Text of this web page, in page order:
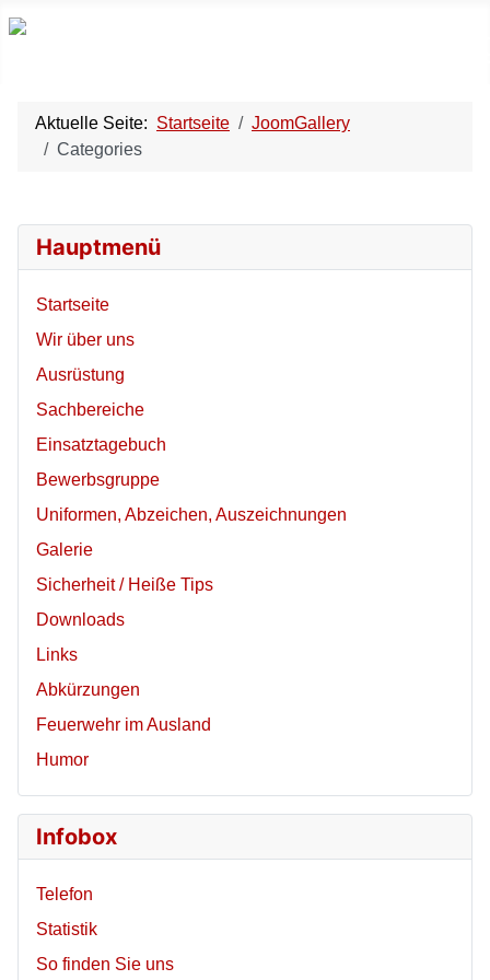
Hauptmenü
Startseite
Wir über uns
Ausrüstung
Sachbereiche
Einsatztagebuch
Bewerbsgruppe
Uniformen, Abzeichen, Auszeichnungen
Galerie
Sicherheit / Heiße Tips
Downloads
Links
Abkürzungen
Feuerwehr im Ausland
Humor
Infobox
Telefon
Statistik
So finden Sie uns
Aktuelle Seite: Startseite
JoomGallery
Categories